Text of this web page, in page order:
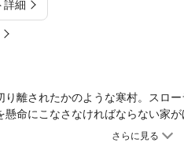
詳細
離されたかのような寒村。スロ
命にこなさなければならない家
楽しむこともできるのだった。村